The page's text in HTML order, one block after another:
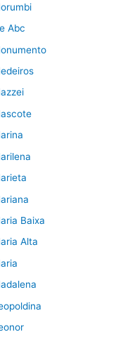
Abc
Baixa
Alta